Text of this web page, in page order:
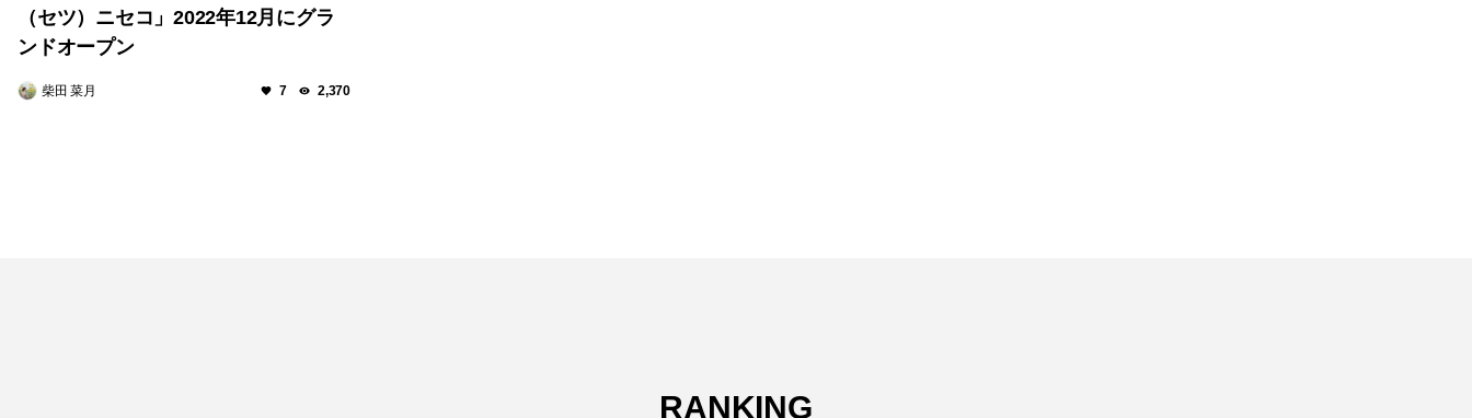
（セツ）ニセコ」2022年12月にグラ
ンドオープン
柴田 菜月 7 2,370
RANKING